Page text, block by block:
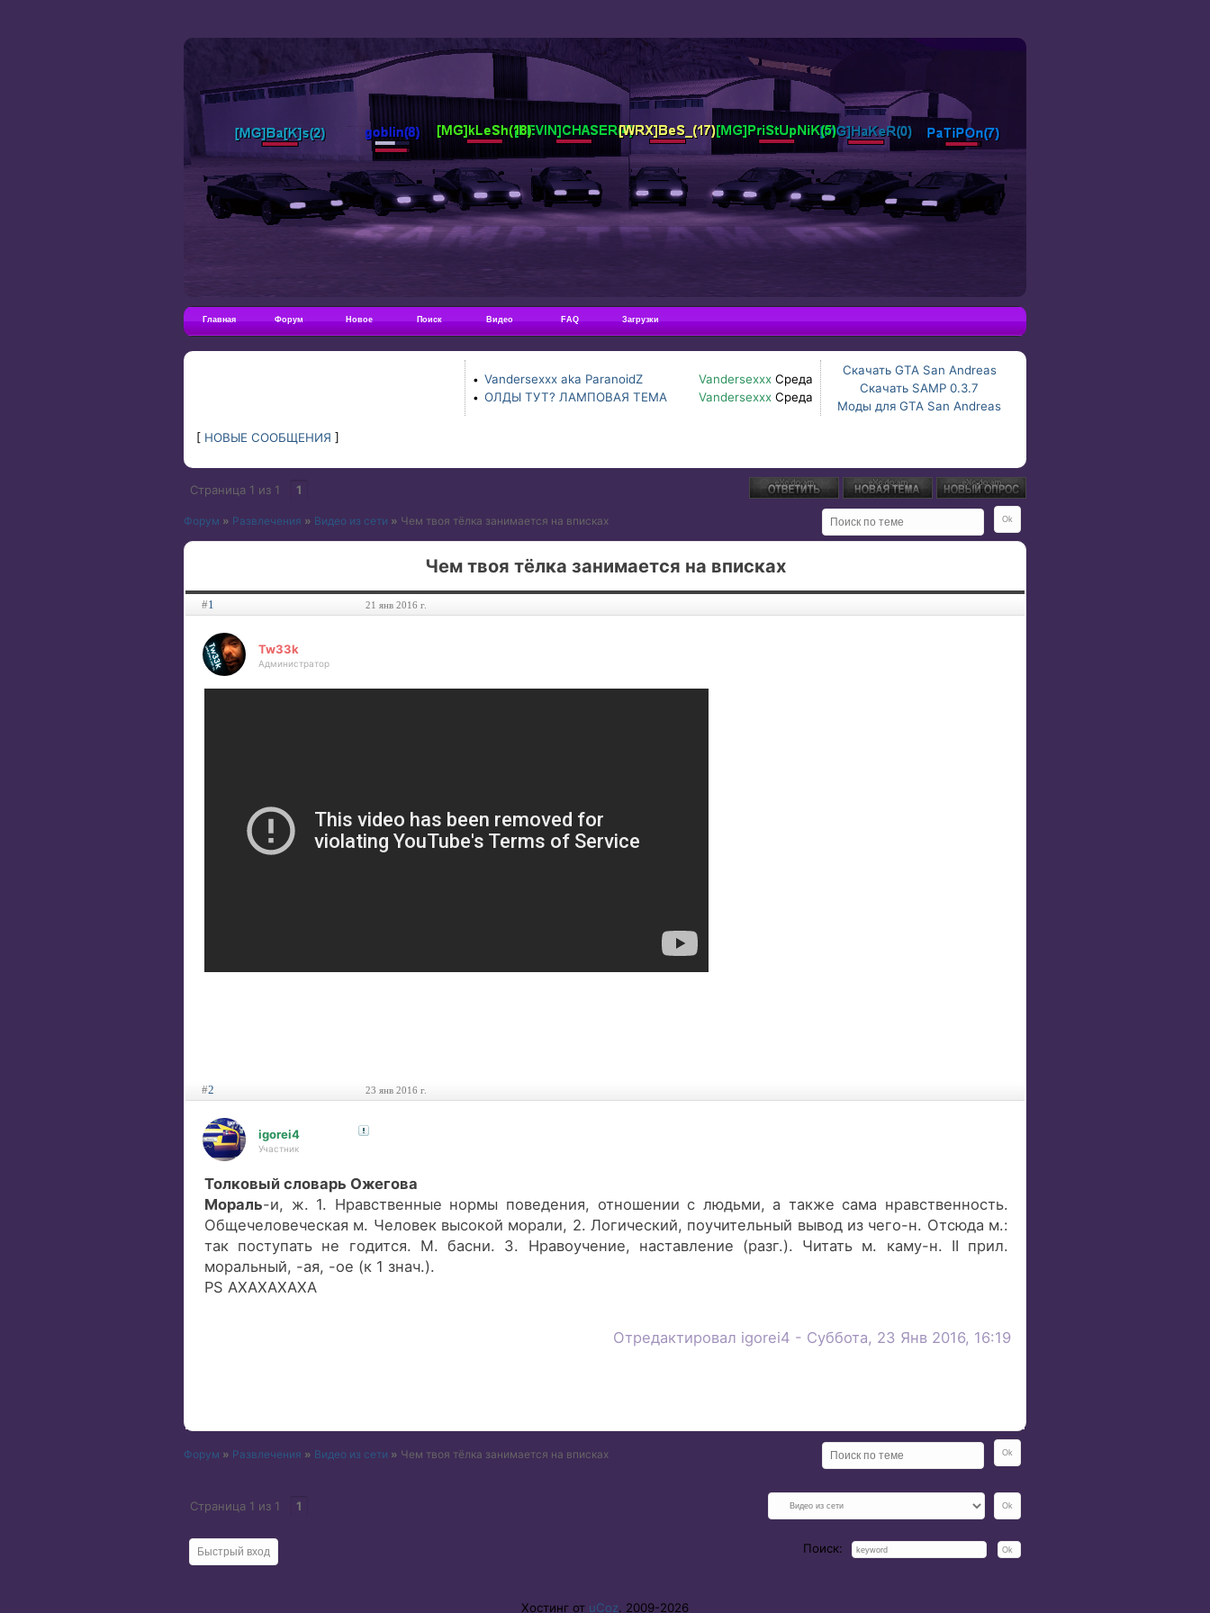
Главная Форум Новое Поиск Видео FAQ Загрузки
• Vandersexxx aka ParanoidZ Vandersexxx Среда
• ОЛДЫ ТУТ? ЛАМПОВАЯ ТЕМА Vandersexxx Среда
Скачать GTA San Andreas
Скачать SAMP 0.3.7
Моды для GTA San Andreas
[ НОВЫЕ СООБЩЕНИЯ ]
Страница 1 из 1 1
Форум » Развлечения » Видео из сети » Чем твоя тёлка занимается на вписках
Чем твоя тёлка занимается на вписках
#1 21 янв 2016 г.
Tw33k
Администратор
#2 23 янв 2016 г.
igorei4
Участник
Толковый словарь Ожегова
Мораль-и, ж. 1. Нравственные нормы поведения, отношении с людьми, а также сама нравственность.
Общечеловеческая м. Человек высокой морали, 2. Логический, поучительный вывод из чего-н. Отсюда м.:
так поступать не годится. М. басни. 3. Нравоучение, наставление (разг.). Читать м. каму-н. II прил.
моральный, -ая, -ое (к 1 знач.).
PS АХАХАХАХА
Отредактировал igorei4 - Суббота, 23 Янв 2016, 16:19
Форум » Развлечения » Видео из сети » Чем твоя тёлка занимается на вписках
Страница 1 из 1 1
Поиск:
Хостинг от uCoz. 2009-2026